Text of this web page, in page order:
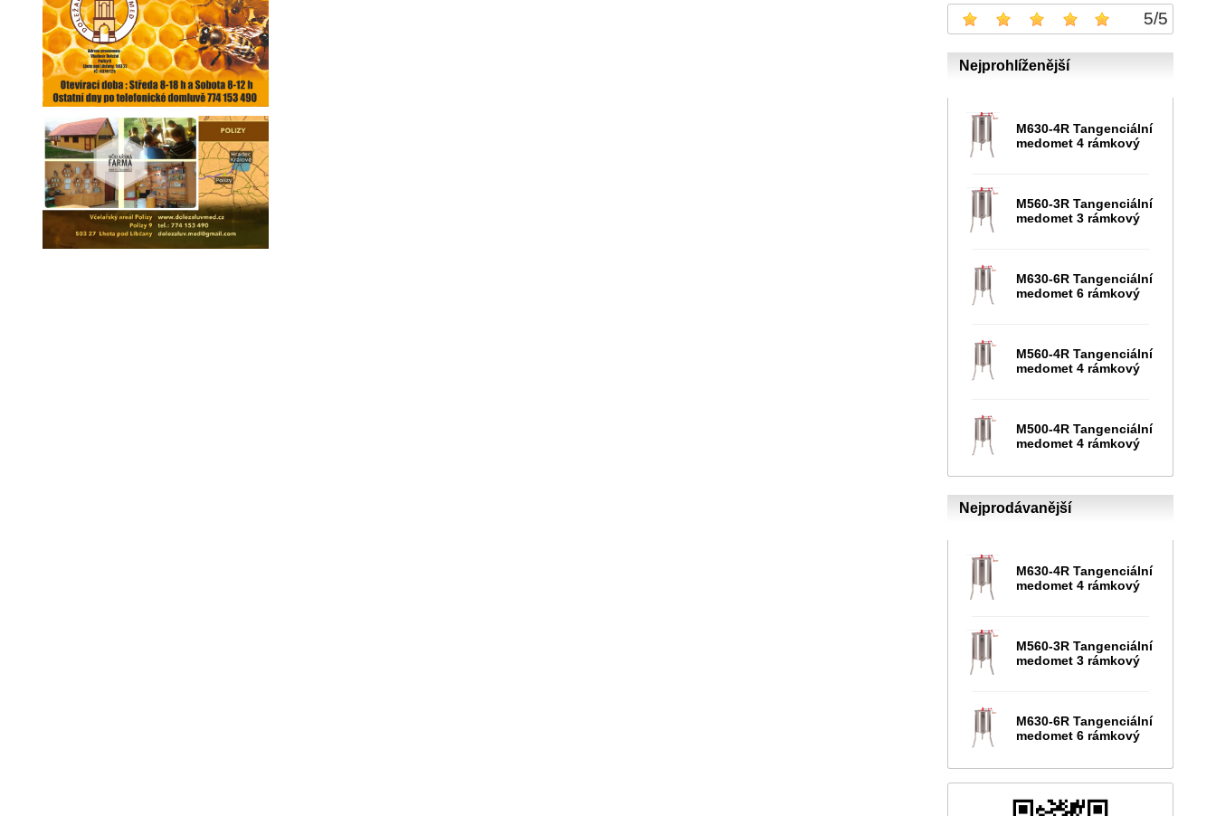
5/5
Nejprohlíženější
M630-4R Tangenciální
medomet 4 rámkový
M560-3R Tangenciální
medomet 3 rámkový
M630-6R Tangenciální
medomet 6 rámkový
M560-4R Tangenciální
medomet 4 rámkový
M500-4R Tangenciální
medomet 4 rámkový
Nejprodávanější
M630-4R Tangenciální
medomet 4 rámkový
M560-3R Tangenciální
medomet 3 rámkový
M630-6R Tangenciální
medomet 6 rámkový